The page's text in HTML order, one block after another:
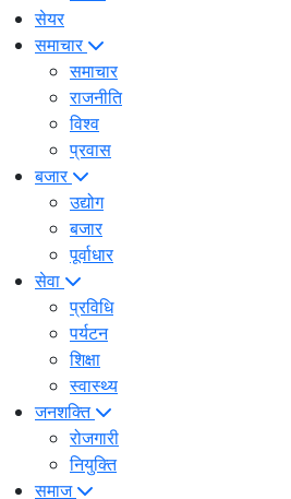
सेयर
समाचार
समाचार
राजनीति
विश्व
प्रवास
बजार
उद्योग
बजार
पूर्वाधार
सेवा
प्रविधि
पर्यटन
शिक्षा
स्वास्थ्य
जनशक्ति
रोजगारी
नियुक्ति
समाज